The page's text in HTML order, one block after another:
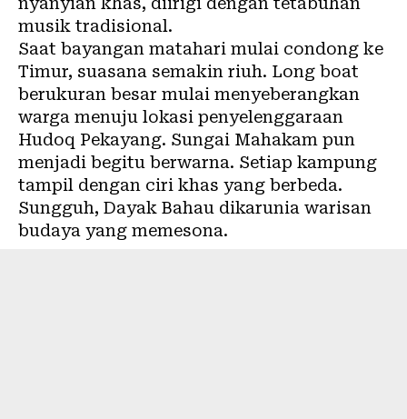
musik tradisional.
Saat bayangan matahari mulai condong ke
Timur, suasana semakin riuh. Long boat
berukuran besar mulai menyeberangkan
warga menuju lokasi penyelenggaraan
Hudoq Pekayang. Sungai Mahakam pun
menjadi begitu berwarna. Setiap kampung
tampil dengan ciri khas yang berbeda.
Sungguh, Dayak Bahau dikarunia warisan
budaya yang memesona.